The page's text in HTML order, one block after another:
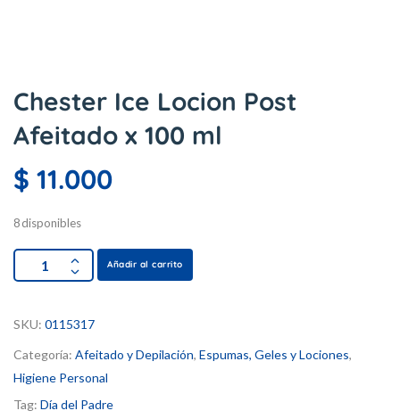
Chester Ice Locion Post
Afeitado x 100 ml
$ 11.000
8 disponibles
Añadir al carrito
SKU: 0115317
Categoría: Afeitado y Depilación, Espumas, Geles y Lociones,
Higiene Personal
Tag: Día del Padre